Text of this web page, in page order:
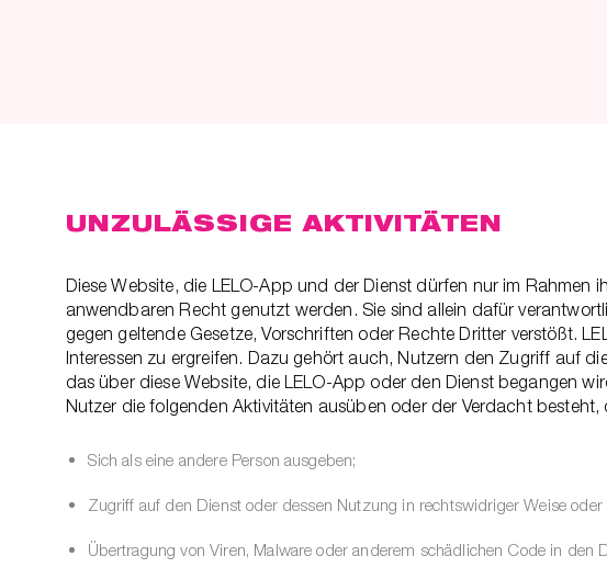
UNZULÄSSIGE AKTIVITÄTEN
Diese Website, die LELO-App und der Dienst dürfen nur im
anwendbaren Recht genutzt werden. Sie sind allein dafür
gegen geltende Gesetze, Vorschriften oder Rechte Dritter verstößt.
Interessen zu ergreifen. Dazu gehört auch, Nutzern den Zugriff auf
das über diese Website, die LELO-App oder den Dienst begangen
Nutzer die folgenden Aktivitäten ausüben oder der Verdacht besteht,
Sich als eine andere Person ausgeben;
Zugriff auf den Dienst oder dessen Nutzung in rechtswidriger Weise
Übertragung von Viren, Malware oder anderem schädlichen Code in den